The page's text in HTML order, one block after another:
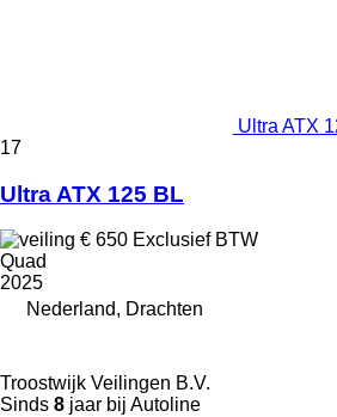
Ultra ATX
17
Ultra ATX 125 BL
€ 650 Exclusief BTW
Quad
2025
Nederland, Drachten
Troostwijk Veilingen B.V.
Sinds 8 jaar bij Autoline